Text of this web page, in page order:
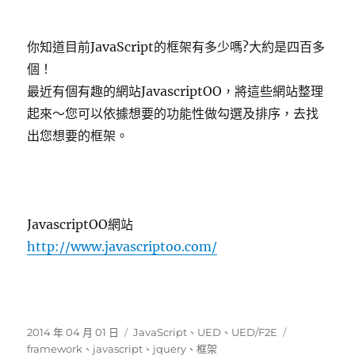
你知道目前JavaScript的框架有多少嗎?大約是四百多
個！
最近有個有趣的網站JavascriptOO，將這些網站整理
起來～您可以依據想要的功能性做勾選及排序，去找
出您想要的框架。
JavascriptOO網站
http://www.javascriptoo.com/
發
佈
2014 年 04 月 01 日
分
類
JavaScript 、 UED 、 UED/F2E
framework 、 javascript 、 jquery 、框架